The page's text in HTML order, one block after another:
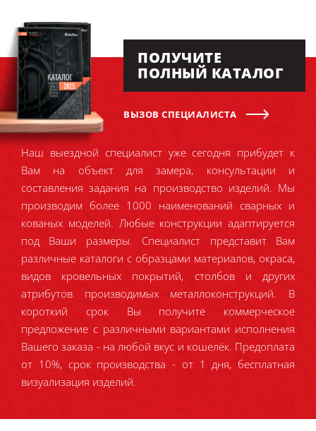
ПОЛУЧИТЕ
ПОЛНЫЙ КАТАЛОГ
ВЫЗОВ СПЕЦИАЛИСТА
Наш выездной специалист уже сегодня прибудет к
Вам на объект для замера, консультации и
составления задания на производство изделий. Мы
производим более 1000 наименований сварных и
кованых моделей. Любые конструкции адаптируется
под Ваши размеры. Специалист представит Вам
различные каталоги с образцами материалов, окраса,
видов кровельных покрытий, столбов и других
атрибутов производимых металлоконструкций. В
короткий срок Вы получите коммерческое
предложение с различными вариантами исполнения
Вашего заказа - на любой вкус и кошелёк. Предоплата
от 10%, срок производства - от 1 дня, бесплатная
визуализация изделий.